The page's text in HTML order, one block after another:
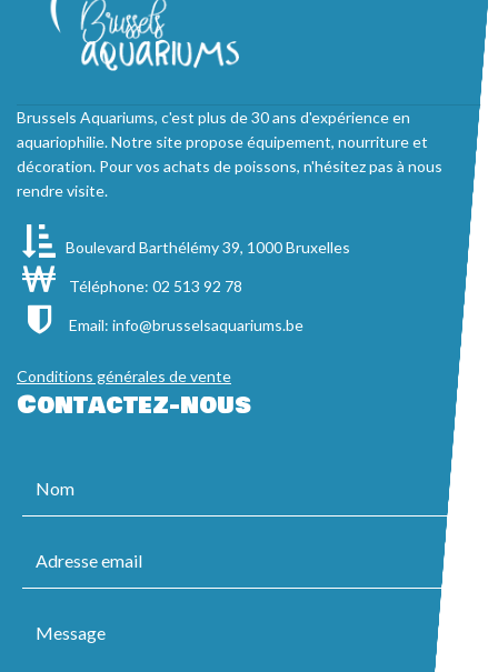
Brussels Aquariums, c'est plus de 30 ans d'expérience en
aquariophilie. Notre site propose équipement, nourriture et
décoration. Pour vos achats de poissons, n'hésitez pas à nous
rendre visite.
Boulevard Barthélémy 39, 1000 Bruxelles
Téléphone: 02 513 92 78
Email: info@brusselsaquariums.be
Conditions générales de vente
Contactez-nous